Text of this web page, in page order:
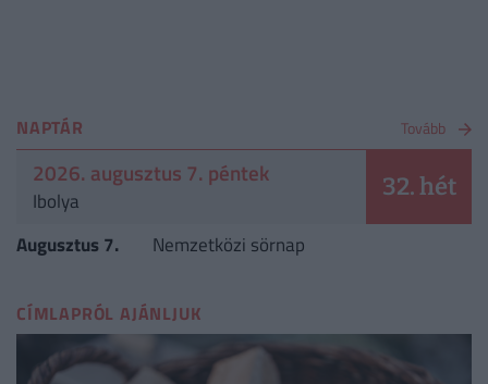
NAPTÁR Tovább
2026. augusztus 7. péntek
Ibolya 32. hét
Augusztus 7. Nemzetközi sörnap
CÍMLAPRÓL AJÁNLJUK